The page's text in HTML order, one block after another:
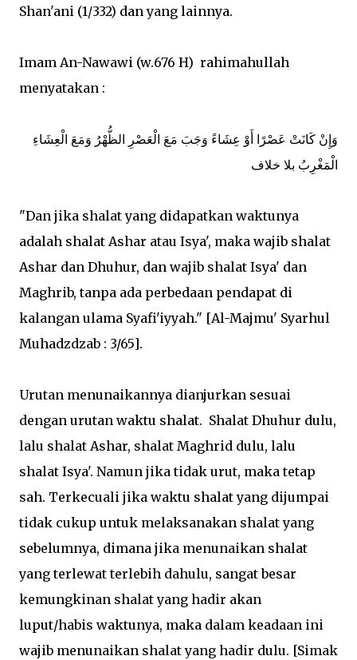
Shan'ani (1/332) dan yang lainnya.
Imam An-Nawawi (w.676 H) rahimahullah
menyatakan :
وَإِنْ كَانَتْ عَصْرًا أَوْ عِشَاءً وَجَبَ مَعَ الْعَصْرِ الظُّهْرُ وَمَعَ الْعِشَاءِ
الْمَغْرِبُ بلا خلاف
"Dan jika shalat yang didapatkan waktunya
adalah shalat Ashar atau Isya', maka wajib shalat
Ashar dan Dhuhur, dan wajib shalat Isya' dan
Maghrib, tanpa ada perbedaan pendapat di
kalangan ulama Syafi'iyyah." [Al-Majmu' Syarhul
Muhadzdzab : 3/65].
Urutan menunaikannya dianjurkan sesuai
dengan urutan waktu shalat. Shalat Dhuhur dulu,
lalu shalat Ashar, shalat Maghrid dulu, lalu
shalat Isya'. Namun jika tidak urut, maka tetap
sah. Terkecuali jika waktu shalat yang dijumpai
tidak cukup untuk melaksanakan shalat yang
sebelumnya, dimana jika menunaikan shalat
yang terlewat terlebih dahulu, sangat besar
kemungkinan shalat yang hadir akan
luput/habis waktunya, maka dalam keadaan ini
wajib menunaikan shalat yang hadir dulu. [Simak